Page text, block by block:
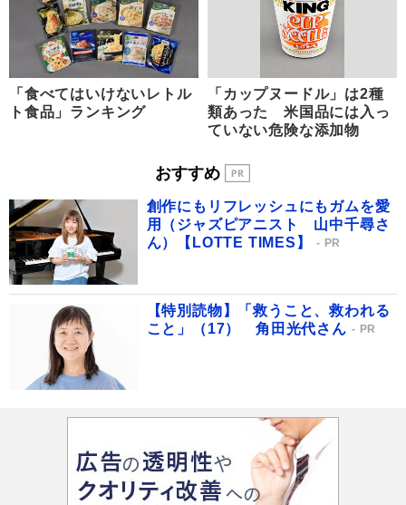
「食べてはいけないレトル
ト食品」ランキング
「カップヌードル」は2種
類あった 米国品には入っ
ていない危険な添加物
おすすめ
創作にもリフレッシュにもガムを愛
用（ジャズピアニスト 山中千尋さ
ん）【LOTTE TIMES】
PR
【特別読物】「救うこと、救われる
こと」（17） 角田光代さん
PR